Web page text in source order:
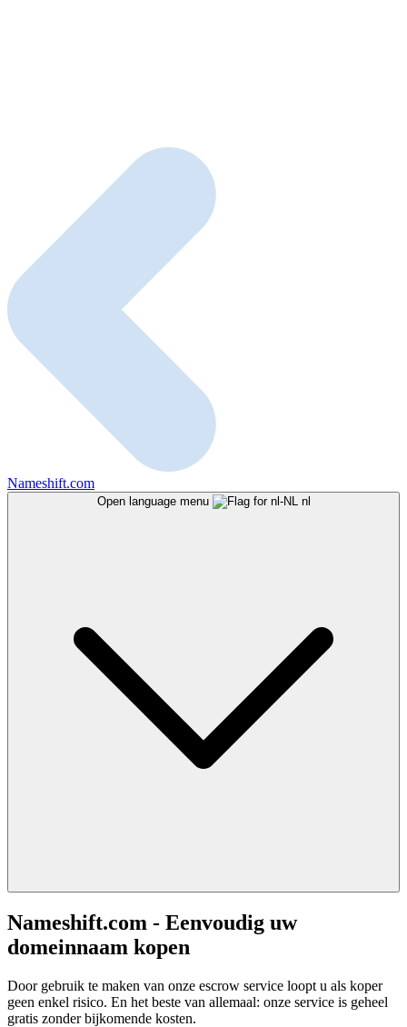
Nameshift.com
Open language menu nl
Nameshift.com - Eenvoudig uw
domeinnaam kopen
Door gebruik te maken van onze escrow service loopt u als koper
geen enkel risico. En het beste van allemaal: onze service is geheel
gratis zonder bijkomende kosten.